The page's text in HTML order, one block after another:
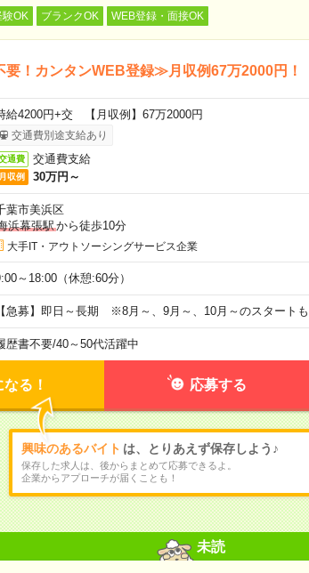
OK ブランクOK WEB登録・面接OK
！カンタンWEB登録≫月収例67万2000円！
給4200円+交 【月収例】67万2000円
交通費別途支給あり
通費 交通費支給
月収例 30万円～
葉市美浜区
浜幕張駅から徒歩10分
大手IT・アウトソーシングサービス企業
～18:00（休憩:60分）
【急募】即日～長期 ※8月～、9月～、10月～のスタートも
歴書不要/40～50代活躍中
る！ 応募する
興味のあるバイト は、とりあえず保存しよう♪
保存した求人は、後からまとめて応募できるよ。
企業からアプローチが届くことも！
未読